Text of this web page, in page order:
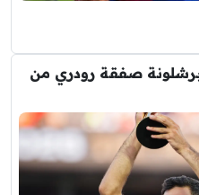
صفقة رودري من